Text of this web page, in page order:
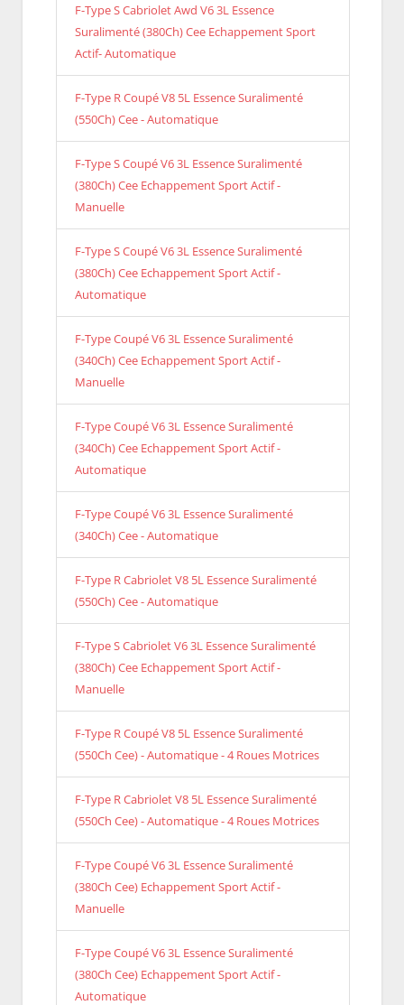
F-Type S Cabriolet Awd V6 3L Essence
Suralimenté (380Ch) Cee Echappement Sport
Actif- Automatique
F-Type R Coupé V8 5L Essence Suralimenté
(550Ch) Cee - Automatique
F-Type S Coupé V6 3L Essence Suralimenté
(380Ch) Cee Echappement Sport Actif -
Manuelle
F-Type S Coupé V6 3L Essence Suralimenté
(380Ch) Cee Echappement Sport Actif -
Automatique
F-Type Coupé V6 3L Essence Suralimenté
(340Ch) Cee Echappement Sport Actif -
Manuelle
F-Type Coupé V6 3L Essence Suralimenté
(340Ch) Cee Echappement Sport Actif -
Automatique
F-Type Coupé V6 3L Essence Suralimenté
(340Ch) Cee - Automatique
F-Type R Cabriolet V8 5L Essence Suralimenté
(550Ch) Cee - Automatique
F-Type S Cabriolet V6 3L Essence Suralimenté
(380Ch) Cee Echappement Sport Actif -
Manuelle
F-Type R Coupé V8 5L Essence Suralimenté
(550Ch Cee) - Automatique - 4 Roues Motrices
F-Type R Cabriolet V8 5L Essence Suralimenté
(550Ch Cee) - Automatique - 4 Roues Motrices
F-Type Coupé V6 3L Essence Suralimenté
(380Ch Cee) Echappement Sport Actif -
Manuelle
F-Type Coupé V6 3L Essence Suralimenté
(380Ch Cee) Echappement Sport Actif -
Automatique